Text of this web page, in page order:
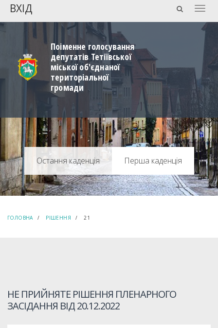
ВХІД
Поіменне голосування
депутатів Тетіївської
міської об'єднаної
територіальної
громади
Перша каденція
ГОЛОВНА РІШЕННЯ 21
НЕ ПРИЙНЯТЕ РІШЕННЯ ПЛЕНАРНОГО
ЗАСІДАННЯ ВІД20.12.2022